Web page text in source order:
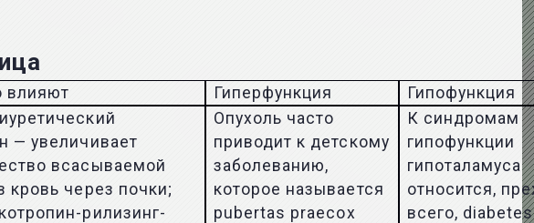
влияют Гиперфункция
Гипофункция
— увеличивает
всасываемой
кровь через почки;
рилизинг-
Опухоль часто
приводит к детскому
заболеванию,
которое называется
pubertas praecox
К синдромам
гипофункции
гипоталамуса
относится,
всего, diabetes